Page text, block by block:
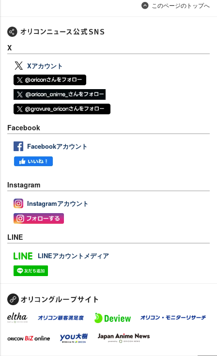
このページのトップへ
X
Xアカウント
Facebook
Facebookアカウント
Instagram
Instagramアカウント
LINE
LINEアカウントメディア